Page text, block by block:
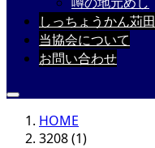
しっちょうかん苅田
当協会について
お問い合わせ
HOME
3208 (1)